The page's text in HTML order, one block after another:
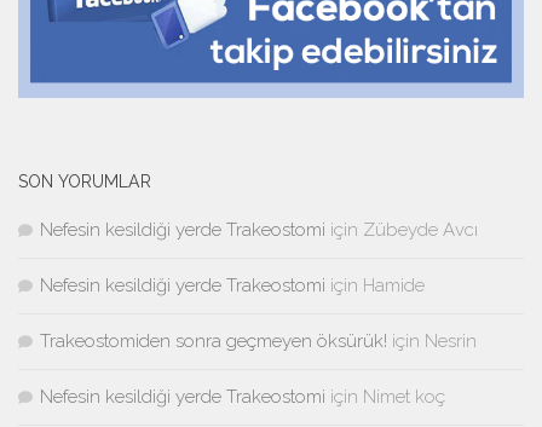
SON YORUMLAR
Nefesin kesildiği yerde Trakeostomi için Zübeyde Avcı
Nefesin kesildiği yerde Trakeostomi için Hamide
Trakeostomiden sonra geçmeyen öksürük! için Nesrin
Nefesin kesildiği yerde Trakeostomi için Nimet koç